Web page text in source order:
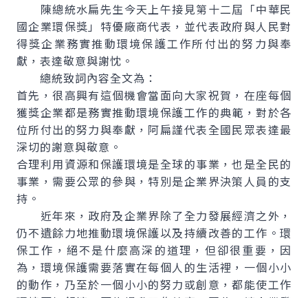
陳總統水扁先生今天上午接見第十二屆「中華民
國企業環保獎」特優廠商代表，並代表政府與人民對
得獎企業務實推動環境保護工作所付出的努力與奉
獻，表達敬意與謝忱。
總統致詞內容全文為：
首先，很高興有這個機會當面向大家祝賀，在座每個
獲獎企業都是務實推動環境保護工作的典範，對於各
位所付出的努力與奉獻，阿扁謹代表全國民眾表達最
深切的謝意與敬意。
合理利用資源和保護環境是全球的事業，也是全民的
事業，需要公眾的參與，特別是企業界決策人員的支
持。
近年來，政府及企業界除了全力發展經濟之外，
仍不遺餘力地推動環境保護以及持續改善的工作。環
保工作，絕不是什麼高深的道理，但卻很重要，因
為，環境保護需要落實在每個人的生活裡，一個小小
的動作，乃至於一個小小的努力或創意，都能使工作